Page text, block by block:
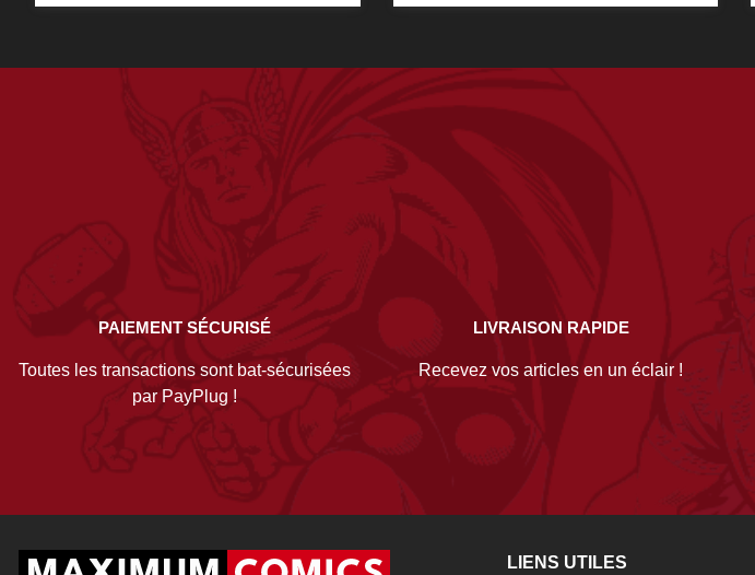
PAIEMENT SÉCURISÉ
Toutes les transactions sont bat-sécurisées
par PayPlug !
LIVRAISON RAPIDE
Recevez vos articles en un éclair !
LIENS UTILES